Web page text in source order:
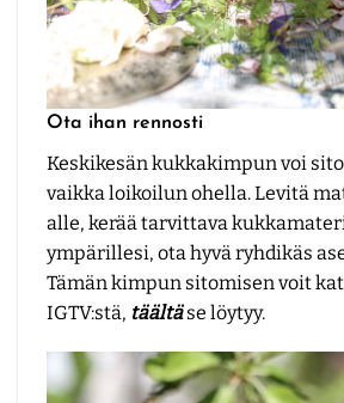
Ota ihan rennosti
Keskikesän kukkakimpun voi
vaikka loikoilun ohella. Levitä
alle, kerää tarvittava
ympärillesi, ota hyvä ryhdikäs
Tämän kimpun sitomisen voit
IGTV:stä, täältä se löytyy.